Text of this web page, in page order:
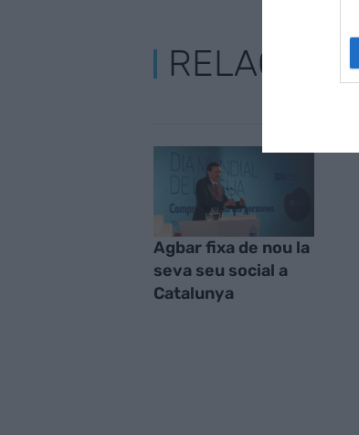
Agbar fixa de nou la
seva seu social a
Catalunya